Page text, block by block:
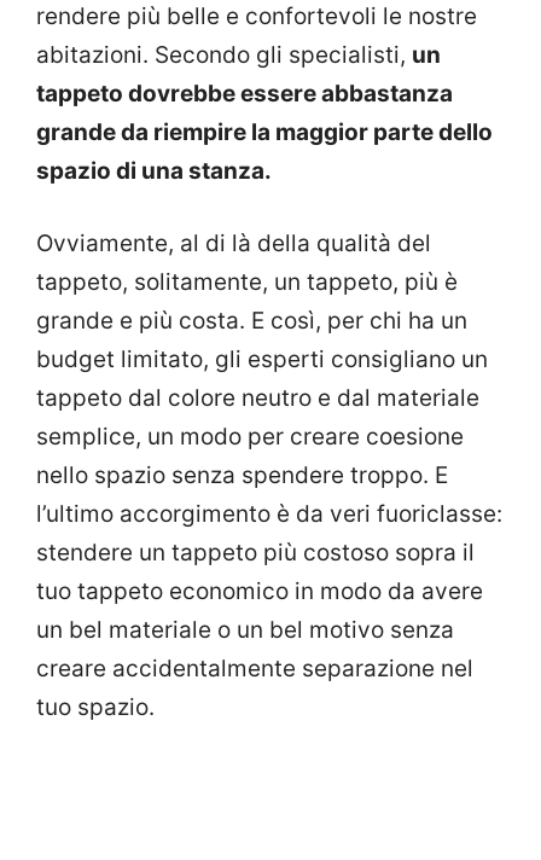
rendere più belle e confortevoli le nostre
abitazioni. Secondo gli specialisti, un
tappeto dovrebbe essere abbastanza
grande da riempire la maggior parte dello
spazio di una stanza.
Ovviamente, al di là della qualità del
tappeto, solitamente, un tappeto, più è
grande e più costa. E così, per chi ha un
budget limitato, gli esperti consigliano un
tappeto dal colore neutro e dal materiale
semplice, un modo per creare coesione
nello spazio senza spendere troppo. E
l’ultimo accorgimento è da veri fuoriclasse:
stendere un tappeto più costoso sopra il
tuo tappeto economico in modo da avere
un bel materiale o un bel motivo senza
creare accidentalmente separazione nel
tuo spazio.